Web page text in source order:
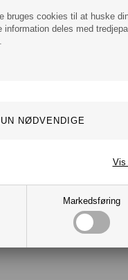
bruges cookies til at huske
information deles med
Markedsføring
Vis